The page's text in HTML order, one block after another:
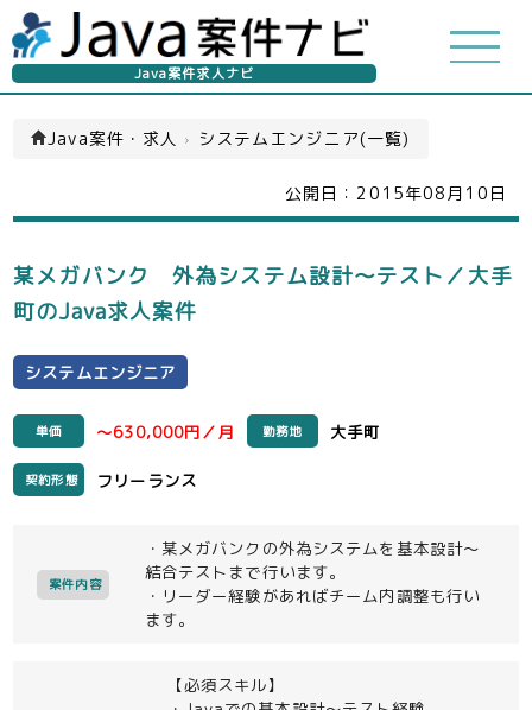
Java案件求人ナビ
Java案件・求人 › システムエンジニア(一覧)
公開日： 2015年08月10日
某メガバンク 外為システム設計～テスト／大手
町のJava求人案件
システムエンジニア
単価 ～630,000円／月 勤務地 大手町
契約形態 フリーランス
案件内容
・某メガバンクの外為システムを基本設計～
結合テストまで行います。
・リーダー経験があればチーム内調整も行い
ます。
【必須スキル】